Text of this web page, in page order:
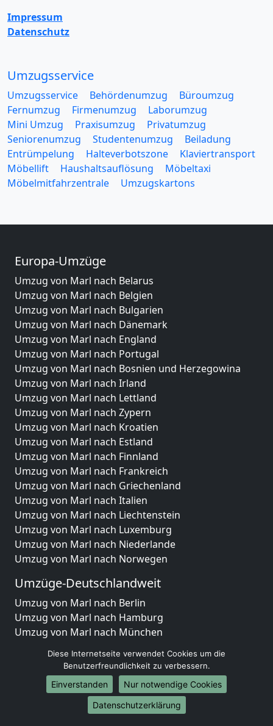
Impressum
Datenschutz
Umzugsservice
Umzugsservice Behördenumzug
Büroumzug
Fernumzug
Firmenumzug
Laborumzug
Mini Umzug
Praxisumzug
Privatumzug
Seniorenumzug
Studentenumzug
Beiladung
Entrümpelung
Halteverbotszone
Klaviertransport
Möbellift
Haushaltsauflösung
Möbeltaxi
Möbelmitfahrzentrale
Umzugskartons
Europa-Umzüge
Umzug von Marl nach Belarus
Umzug von Marl nach Belgien
Umzug von Marl nach Bulgarien
Umzug von Marl nach Dänemark
Umzug von Marl nach England
Umzug von Marl nach Portugal
Umzug von Marl nach Bosnien und Herzegowina
Umzug von Marl nach Irland
Umzug von Marl nach Lettland
Umzug von Marl nach Zypern
Umzug von Marl nach Kroatien
Umzug von Marl nach Estland
Umzug von Marl nach Finnland
Umzug von Marl nach Frankreich
Umzug von Marl nach Griechenland
Umzug von Marl nach Italien
Umzug von Marl nach Liechtenstein
Umzug von Marl nach Luxemburg
Umzug von Marl nach Niederlande
Umzug von Marl nach Norwegen
Umzüge-Deutschlandweit
Umzug von Marl nach Berlin
Umzug von Marl nach Hamburg
Umzug von Marl nach München
Umzug von Marl nach Frankfurt am Main
Umzug von Marl nach Stuttgart
Umzug von Marl nach Düsseldorf
Umzug von Marl nach Leipzig
Diese Internetseite verwendet Cookies um die
Benutzerfreundlichkeit zu verbessern.
Einverstanden
Nur notwendige Cookies
Datenschutzerklärung